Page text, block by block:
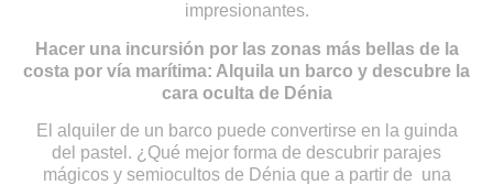
impresionantes.
Hacer una incursión por las zonas más bellas de la
costa por vía marítima: Alquila un barco y descubre la
cara oculta de Dénia
El alquiler de un barco puede convertirse en la guinda
del pastel. ¿Qué mejor forma de descubrir parajes
mágicos y semiocultos de Dénia que a partir de una